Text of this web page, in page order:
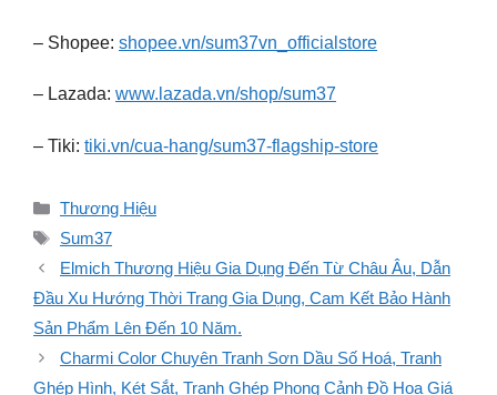
– Shopee: shopee.vn/sum37vn_officialstore
– Lazada: www.lazada.vn/shop/sum37
– Tiki: tiki.vn/cua-hang/sum37-flagship-store
Danh
mục
Thương Hiệu
Thẻ
Sum37
Elmich Thương Hiệu Gia Dụng Đến Từ Châu Âu, Dẫn
Đầu Xu Hướng Thời Trang Gia Dụng, Cam Kết Bảo Hành
Sản Phẩm Lên Đến 10 Năm.
Charmi Color Chuyên Tranh Sơn Dầu Số Hoá, Tranh
Ghép Hình, Két Sắt, Tranh Ghép Phong Cảnh Đồ Họa Giá